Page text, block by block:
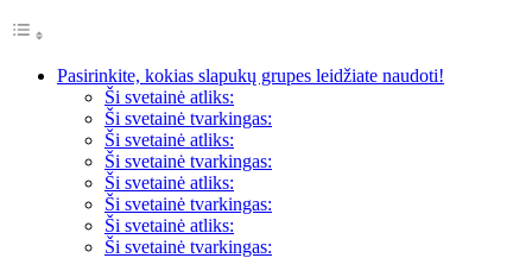
Pasirinkite, kokias slapukų grupes leidžiate naudoti!
Ši svetainė atliks:
Ši svetainė tvarkingas:
Ši svetainė atliks:
Ši svetainė tvarkingas:
Ši svetainė atliks:
Ši svetainė tvarkingas:
Ši svetainė atliks:
Ši svetainė tvarkingas: